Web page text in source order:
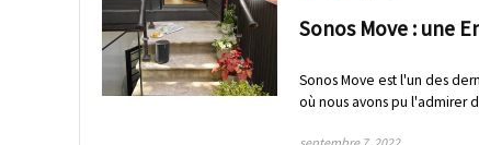
Sonos Move : une
Sonos Move est l'un des
où nous avons pu l'admirer